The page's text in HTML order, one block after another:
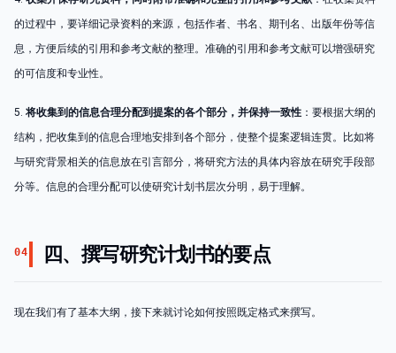
的过程中，要详细记录资料的来源，包括作者、书名、期刊名、出版年份等信
息，方便后续的引用和参考文献的整理。准确的引用和参考文献可以增强研究
的可信度和专业性。
5. 将收集到的信息合理分配到提案的各个部分，并保持一致性 ：要根据大纲的
结构，把收集到的信息合理地安排到各个部分，使整个提案逻辑连贯。比如将
与研究背景相关的信息放在引言部分，将研究方法的具体内容放在研究手段部
分等。信息的合理分配可以使研究计划书层次分明，易于理解。
04 四、撰写研究计划书的要点
现在我们有了基本大纲，接下来就讨论如何按照既定格式来撰写。